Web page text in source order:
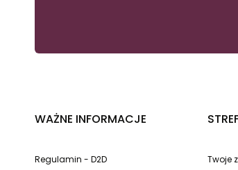
WAŻNE INFORMACJE
Regulamin - D2D Twoje